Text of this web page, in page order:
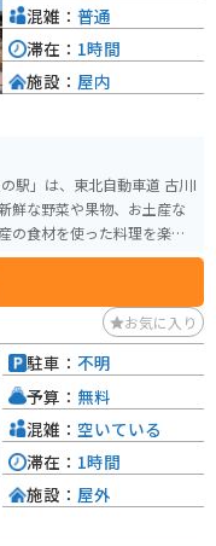
駅」は、東北自動車道 古川I
の食材を使った料理を楽し
ひとめぼれ」を使った料理
。 バイクで訪れ
ているので安心です。 ま
スポットも点在しているの
てみてください。
混雑： 普通
滞在： 1時間
施設： 屋内
お気に入り
駐車： 不明
予算： 無料
混雑： 空いている
滞在： 1時間
施設： 屋外